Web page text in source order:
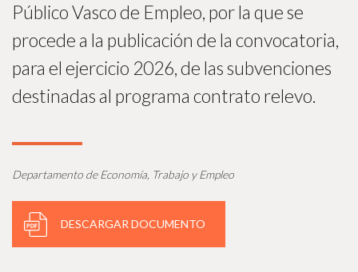
Público Vasco de Empleo, por la que se
procede a la publicación de la convocatoria,
para el ejercicio 2026, de las subvenciones
destinadas al programa contrato relevo.
Departamento de Economía, Trabajo y Empleo
DESCARGAR DOCUMENTO